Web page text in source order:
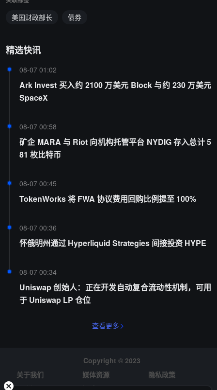
美国财政部长 债券
精选快讯
08-07 01:02
Ark Invest 买入约 2100 万美元 Block 与约 230 万美元
SpaceX
08-07 00:58
矿企 MARA 与 Riot 向机构托管平台 NYDIG 存入总计 5
81 枚比特币
08-07 00:45
TokenWorks 将 FWA 协议费用回购比例提至 100%
08-07 00:36
怀俄明州通过 Hyperliquid Strategies 间接投资 HYPE
08-07 00:34
Uniswap 创始人：正在开发自动复合流动性机制，可用
于 Uniswap LP 仓位
查看更多
Copyright © 2023
关于我们
媒体资源
隐私政策